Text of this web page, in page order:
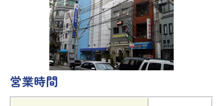
投資信託
その他のサービス
よくあるご質問
営業時間